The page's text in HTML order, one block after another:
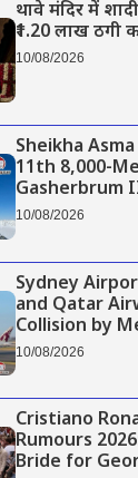
थावे मंदिर में
₹1.20 लाख ठगी
10/08/2026
Sheikha
11th 8,000-
Gasherbrum
10/08/2026
Sydney
and Qatar
Collision by
10/08/2026
Cristiano
Rumours
Bride for